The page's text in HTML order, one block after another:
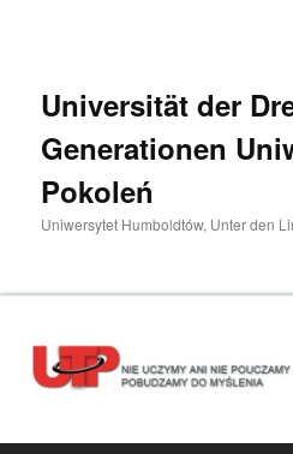
Universität der
Generationen
Pokoleń
Uniwersytet Humboldtów, Unter den